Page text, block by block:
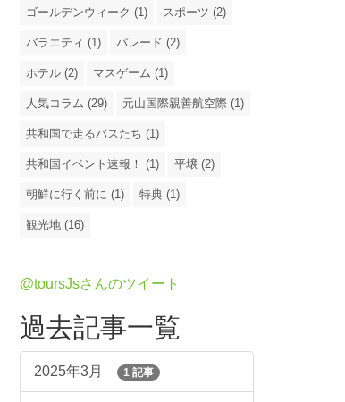
ゴールデンウィーク (1) スポーツ (2)
バラエティ (1) パレード (2)
ホテル (2) マスゲーム (1)
人気コラム (29) 元山国際親善航空際 (1)
共和国で走るバスたち (1)
共和国イベント速報！ (1) 平壌 (2)
朝鮮に行く前に (1) 特典 (1)
観光地 (16)
@toursJsさんのツイート
過去記事一覧
2025年3月 1 記事